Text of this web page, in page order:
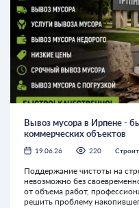
Вывоз мусора в Ирпене -
коммерческих объектов
19.06.26 220
Поддержание чистоты на
невозможно без
от объема работ,
решить проблему